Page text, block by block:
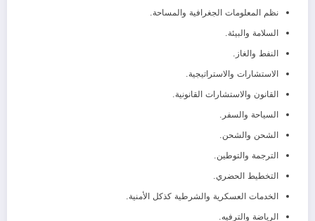
نظم المعلومات الجغرافية والمساحة.
السلامة والبيئة.
النفط والغاز.
الاستشارات والاستراتيجية.
القانون والاستشارات القانونية.
السياحة والسفر.
الشحن والشحن.
الترجمة والتوطين.
التخطيط الحضري.
الخدمات العسكرية والشرطية كذكل الأمنية.
الرياضة والترفيه.